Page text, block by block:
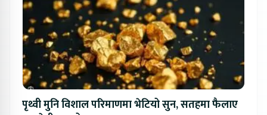
पृथ्वी मुनि विशाल परिमाणमा भेटियो सुन, सतहमा फैलाए